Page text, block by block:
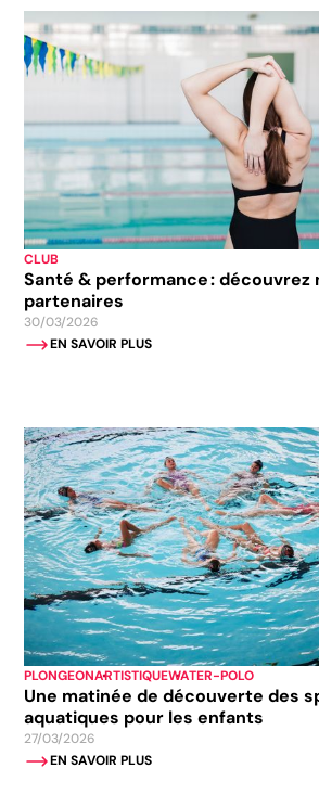
CLUB
Santé & performance : découvrez
partenaires
30/03/2026
EN SAVOIR PLUS
PLONGEONARTISTIQUEWATER-POLO
Une matinée de découverte des
aquatiques pour les enfants
27/03/2026
EN SAVOIR PLUS